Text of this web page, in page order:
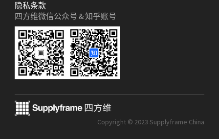
隐私条款
四方维微信公众号 & 知乎账号
Copyright © 2023 Supplyframe China